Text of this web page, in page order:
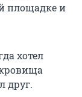
площадке и
хотел
друг.